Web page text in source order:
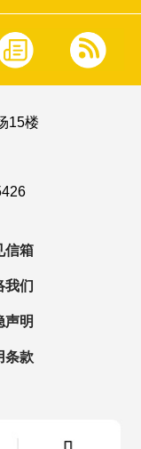
15楼
信箱
我们
声明
条款